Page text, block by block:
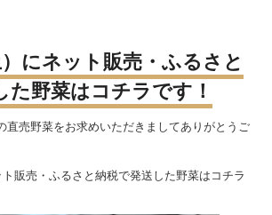
にネット販売・ふるさと
た野菜はコチラです！
直売野菜をお求めいただきましてありがとうご
販売・ふるさと納税で発送した野菜はコチラ